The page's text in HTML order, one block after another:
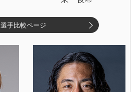
選手比較ページ